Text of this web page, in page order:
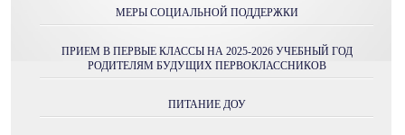
МЕРЫ СОЦИАЛЬНОЙ ПОДДЕРЖКИ
ПРИЕМ В ПЕРВЫЕ КЛАССЫ НА 2025-2026 УЧЕБНЫЙ ГОД
РОДИТЕЛЯМ БУДУЩИХ ПЕРВОКЛАССНИКОВ
ПИТАНИЕ ДОУ